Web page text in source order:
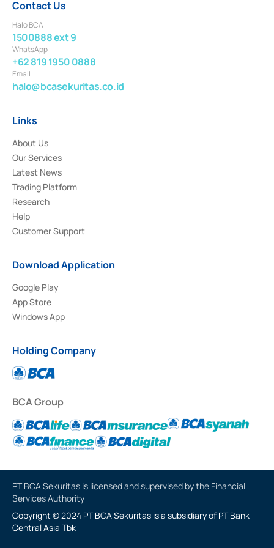
Contact Us
Halo BCA
1500888 ext 9
WhatsApp
+62 819 1950 0888
Email
halo@bcasekuritas.co.id
Links
About Us
Our Services
Latest News
Trading Platform
Research
Help
Customer Support
Download Application
Google Play
App Store
Windows App
Holding Company
BCA Group
PT BCA Sekuritas is licensed and supervised by the Financial
Services Authority
Copyright © 2024 PT BCA Sekuritas is a subsidiary of PT Bank
Central Asia Tbk